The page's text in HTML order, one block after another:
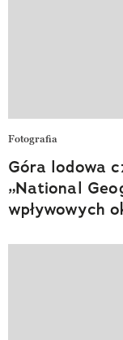
Fotografia
Góra lodowa
„National
wpływowych